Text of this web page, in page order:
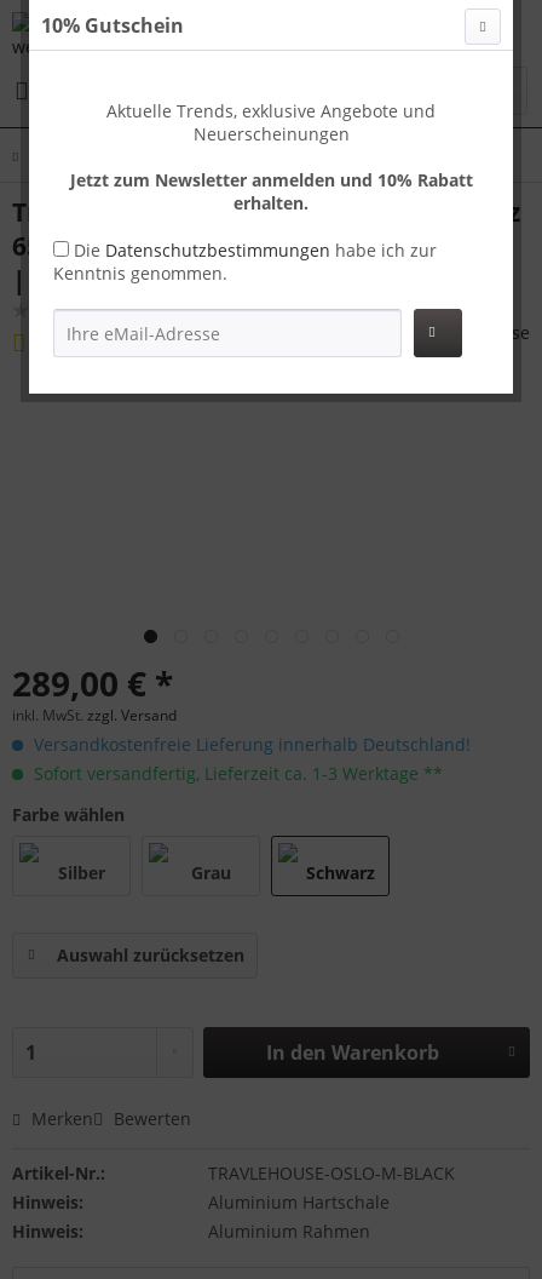
Travelhouse Oslo Reisekoffer M Schwarz
65 x 42 x 26 cm | Aluminium-Hartschale
| TSA-Schloss, Aluminiumrahmen
(2)
289,00 € *
inkl. MwSt. zzgl. Versand
Versandkostenfreie Lieferung innerhalb Deutschland!
Sofort versandfertig, Lieferzeit ca. 1-3 Werktage **
Farbe wählen
Auswahl zurücksetzen
In den Warenkorb
Merken Bewerten
Artikel-Nr.:
TRAVLEHOUSE-OSLO-M-BLACK
Hinweis:
Aluminium Hartschale
Hinweis:
Aluminium Rahmen
10% Gutschein
Aktuelle Trends, exklusive Angebote und
Neuerscheinungen
Jetzt zum Newsletter anmelden und 10% Rabatt
erhalten.
Die Datenschutzbestimmungen habe ich zur
Kenntnis genommen.